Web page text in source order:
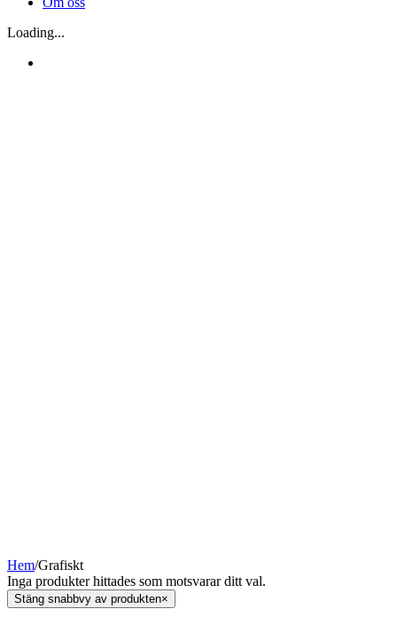
Loading...
Hem/Grafiskt
Inga produkter hittades som motsvarar ditt val.
Stäng snabbvy av produkten×